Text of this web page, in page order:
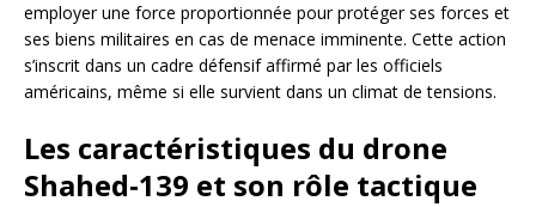
employer une force proportionnée pour protéger ses forces et
ses biens militaires en cas de menace imminente. Cette action
s’inscrit dans un cadre défensif affirmé par les officiels
américains, même si elle survient dans un climat de tensions.
Les caractéristiques du drone
Shahed‑139 et son rôle tactique